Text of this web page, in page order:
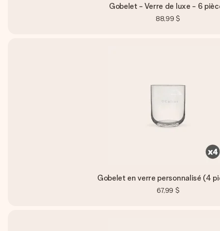
Gobelet - Verre de luxe - 6
88,99 $
Gobelet en verre personnalisé (4
67,99 $